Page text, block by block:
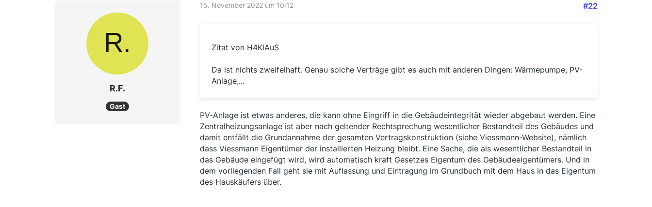
R.F.
Gast
15. November 2022 um 10:12 #22
Zitat von H4KlAuS
Da ist nichts zweifelhaft. Genau solche Verträge gibt es auch mit anderen Dingen: Wärmepumpe, PV-
Anlage,...
PV-Anlage ist etwas anderes, die kann ohne Eingriff in die Gebäudeintegrität wieder abgebaut werden. Eine
Zentralheizungsanlage ist aber nach geltender Rechtsprechung wesentlicher Bestandteil des Gebäudes und
damit entfällt die Grundannahme der gesamten Vertragskonstruktion (siehe Viessmann-Website), nämlich
dass Viessmann Eigentümer der installierten Heizung bleibt. Eine Sache, die als wesentlicher Bestandteil in
das Gebäude eingefügt wird, wird automatisch kraft Gesetzes Eigentum des Gebäudeeigentümers. Und in
dem vorliegenden Fall geht sie mit Auflassung und Eintragung im Grundbuch mit dem Haus in das Eigentum
des Hauskäufers über.